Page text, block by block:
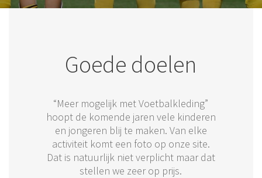
Goede doelen
“Meer mogelijk met Voetbalkleding”
hoopt de komende jaren vele kinderen
en jongeren blij te maken. Van elke
activiteit komt een foto op onze site.
Dat is natuurlijk niet verplicht maar dat
stellen we zeer op prijs.